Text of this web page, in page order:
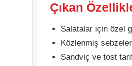
Çıkan
Salatalar için özel
Közlenmiş
Sandviç ve tost